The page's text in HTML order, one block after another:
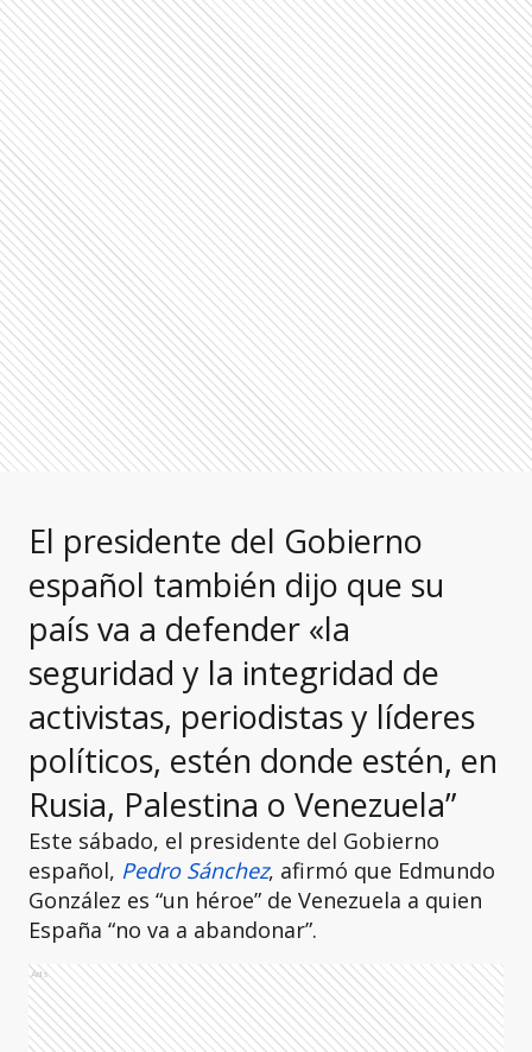
El presidente del Gobierno
español también dijo que su
país va a defender «la
seguridad y la integridad de
activistas, periodistas y líderes
políticos, estén donde estén, en
Rusia, Palestina o Venezuela”
Este sábado, el presidente del Gobierno
español, Pedro Sánchez, afirmó que Edmundo
González es “un héroe” de Venezuela a quien
España “no va a abandonar”.
Ads